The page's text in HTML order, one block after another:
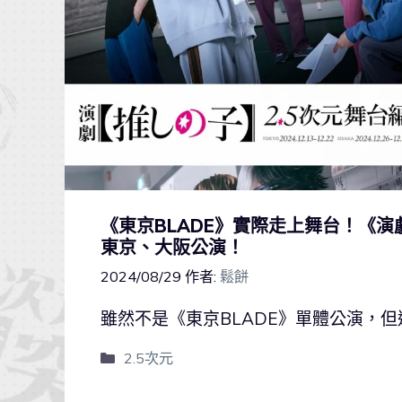
《東京BLADE》實際走上舞台！《
東京、大阪公演！
2024/08/29 作者: 鬆餅
雖然不是《東京BLADE》單體公演，
2.5次元